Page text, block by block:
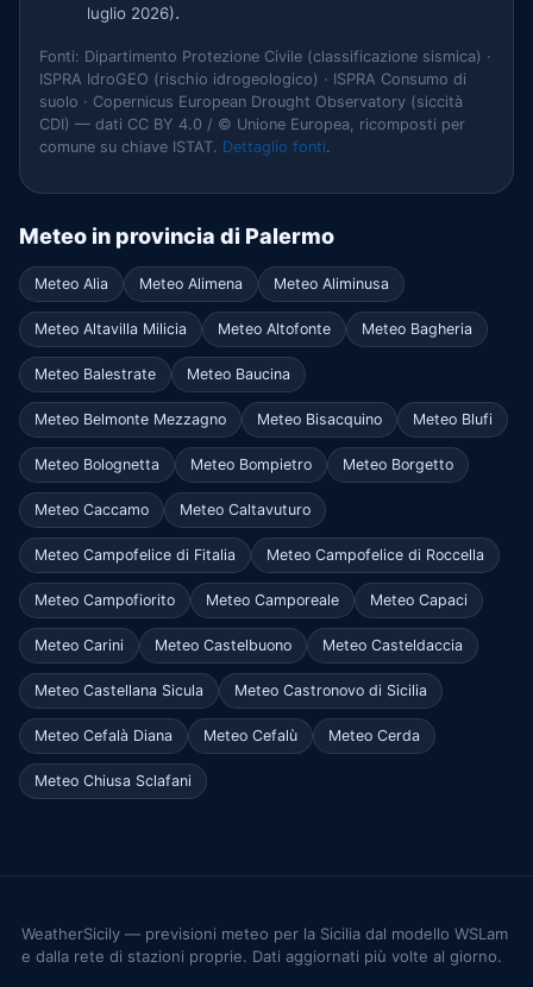
luglio 2026).
Fonti: Dipartimento Protezione Civile (classificazione sismica) ·
ISPRA IdroGEO (rischio idrogeologico) · ISPRA Consumo di
suolo · Copernicus European Drought Observatory (siccità
CDI) — dati CC BY 4.0 / © Unione Europea, ricomposti per
comune su chiave ISTAT. Dettaglio fonti.
Meteo in provincia di Palermo
Meteo Alia Meteo Alimena Meteo Aliminusa
Meteo Altavilla Milicia Meteo Altofonte Meteo Bagheria
Meteo Balestrate Meteo Baucina
Meteo Belmonte Mezzagno Meteo Bisacquino Meteo Blufi
Meteo Bolognetta Meteo Bompietro Meteo Borgetto
Meteo Caccamo Meteo Caltavuturo
Meteo Campofelice di Fitalia Meteo Campofelice di Roccella
Meteo Campofiorito Meteo Camporeale Meteo Capaci
Meteo Carini Meteo Castelbuono Meteo Casteldaccia
Meteo Castellana Sicula Meteo Castronovo di Sicilia
Meteo Cefalà Diana Meteo Cefalù Meteo Cerda
Meteo Chiusa Sclafani
WeatherSicily — previsioni meteo per la Sicilia dal modello WSLam
e dalla rete di stazioni proprie. Dati aggiornati più volte al giorno.